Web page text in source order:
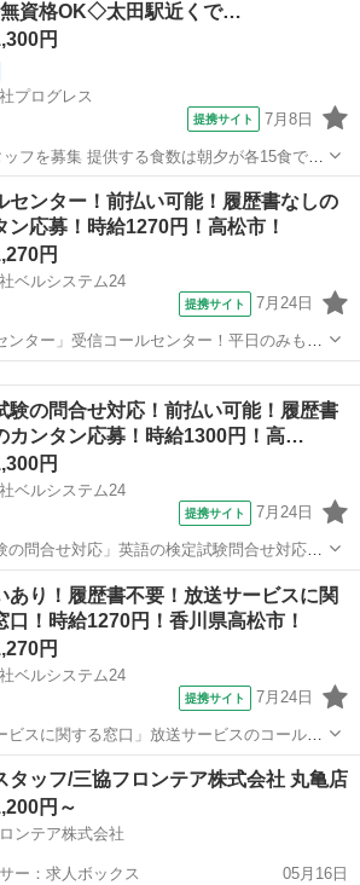
資格OK◇太田駅近くで…
円
プログレス
提携サイト 7月8日
フを募集 提供する食数は朝夕が各15食で昼
活躍が可能です
どで大量調理の経験が活かせます! ★ 食事
センター！前払い可能！履歴書なしの
ン応募！時給1270円！高松市！
円
ベルシステム24
提携サイト 7月24日
ンター」受信コールセンター！平日のみも
ト】 ベルシステム24に
＃扶養内・Wワーク ＃週2
験の問合せ対応！前払い可能！履歴書
カンタン応募！時給1300円！高…
円
ベルシステム24
提携サイト 7月24日
の問合せ対応」英語の検定試験問合せ対応！
～！服装自由 【コメント】 ベルシ
のお仕事も多数(^^♪ ＃扶養内・Wワ
対応
あり！履歴書不要！放送サービスに関
口！時給1270円！香川県高松市！
円
ベルシステム24
提携サイト 7月24日
ビスに関する窓口」放送サービスのコールセ
開始日調整OK 【コメント】 ベル
履歴書不要！ 勤務時間や働き方など、あなた
せ...
対応
タッフ/三協フロンテア株式会社 丸亀店
円～
ンテア株式会社
ー：求人ボックス
05月16日